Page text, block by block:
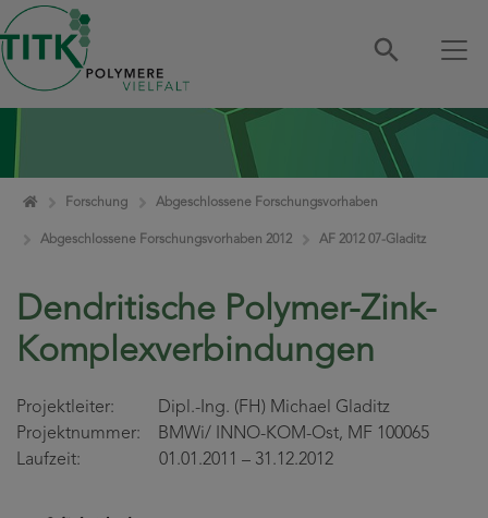
HomeForschung Abgeschlossene Forschungsvorhaben
Abgeschlossene Forschungsvorhaben 2012 AF 2012 07-Gladitz
Dendritische Polymer-Zink-
Komplexverbindungen
Projektleiter: Dipl.-Ing. (FH) Michael Gladitz
Projektnummer: BMWi/ INNO-KOM-Ost, MF 100065
Laufzeit: 01.01.2011 – 31.12.2012